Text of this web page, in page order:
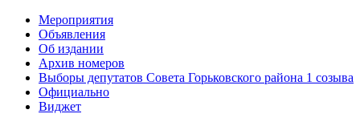
Мероприятия
Объявления
Об издании
Архив номеров
Выборы депутатов Совета Горьковского района 1 созыва
Официально
Виджет